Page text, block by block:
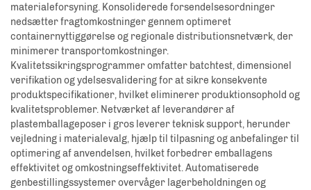
materialeforsyning. Konsoliderede forsendelsesordninger
nedsætter fragtomkostninger gennem optimeret
containernyttiggørelse og regionale distributionsnetværk, der
minimerer transportomkostninger.
Kvalitetssikringsprogrammer omfatter batchtest, dimensionel
verifikation og ydelsesvalidering for at sikre konsekvente
produktspecifikationer, hvilket eliminerer produktionsophold og
kvalitetsproblemer. Netværket af leverandører af
plastemballageposer i gros leverer teknisk support, herunder
vejledning i materialevalg, hjælp til tilpasning og anbefalinger til
optimering af anvendelsen, hvilket forbedrer emballagens
effektivitet og omkostningseffektivitet. Automatiserede
genbestillingssystemer overvåger lagerbeholdningen og